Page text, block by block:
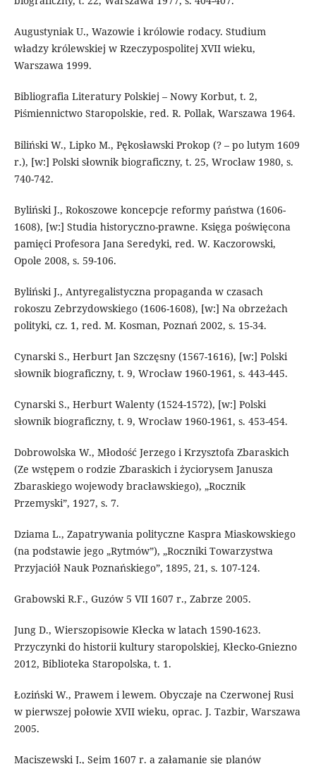
Augustyniak U., Wazowie i królowie rodacy. Studium
władzy królewskiej w Rzeczypospolitej XVII wieku,
Warszawa 1999.
Bibliografia Literatury Polskiej – Nowy Korbut, t. 2,
Piśmiennictwo Staropolskie, red. R. Pollak, Warszawa 1964.
Biliński W., Lipko M., Pękosławski Prokop (? – po lutym 1609
r.), [w:] Polski słownik biograficzny, t. 25, Wrocław 1980, s.
740-742.
Byliński J., Rokoszowe koncepcje reformy państwa (1606-
1608), [w:] Studia historyczno-prawne. Księga poświęcona
pamięci Profesora Jana Seredyki, red. W. Kaczorowski,
Opole 2008, s. 59-106.
Byliński J., Antyregalistyczna propaganda w czasach
rokoszu Zebrzydowskiego (1606-1608), [w:] Na obrzeżach
polityki, cz. 1, red. M. Kosman, Poznań 2002, s. 15-34.
Cynarski S., Herburt Jan Szczęsny (1567-1616), [w:] Polski
słownik biograficzny, t. 9, Wrocław 1960-1961, s. 443-445.
Cynarski S., Herburt Walenty (1524-1572), [w:] Polski
słownik biograficzny, t. 9, Wrocław 1960-1961, s. 453-454.
Dobrowolska W., Młodość Jerzego i Krzysztofa Zbaraskich
(Ze wstępem o rodzie Zbaraskich i życiorysem Janusza
Zbaraskiego wojewody bracławskiego), „Rocznik
Przemyski”, 1927, s. 7.
Dziama L., Zapatrywania polityczne Kaspra Miaskowskiego
(na podstawie jego „Rytmów”), „Roczniki Towarzystwa
Przyjaciół Nauk Poznańskiego”, 1895, 21, s. 107-124.
Grabowski R.F., Guzów 5 VII 1607 r., Zabrze 2005.
Jung D., Wierszopisowie Kłecka w latach 1590-1623.
Przyczynki do historii kultury staropolskiej, Kłecko-Gniezno
2012, Biblioteka Staropolska, t. 1.
Łoziński W., Prawem i lewem. Obyczaje na Czerwonej Rusi
w pierwszej połowie XVII wieku, oprac. J. Tazbir, Warszawa
2005.
Maciszewski J., Sejm 1607 r. a załamanie się planów